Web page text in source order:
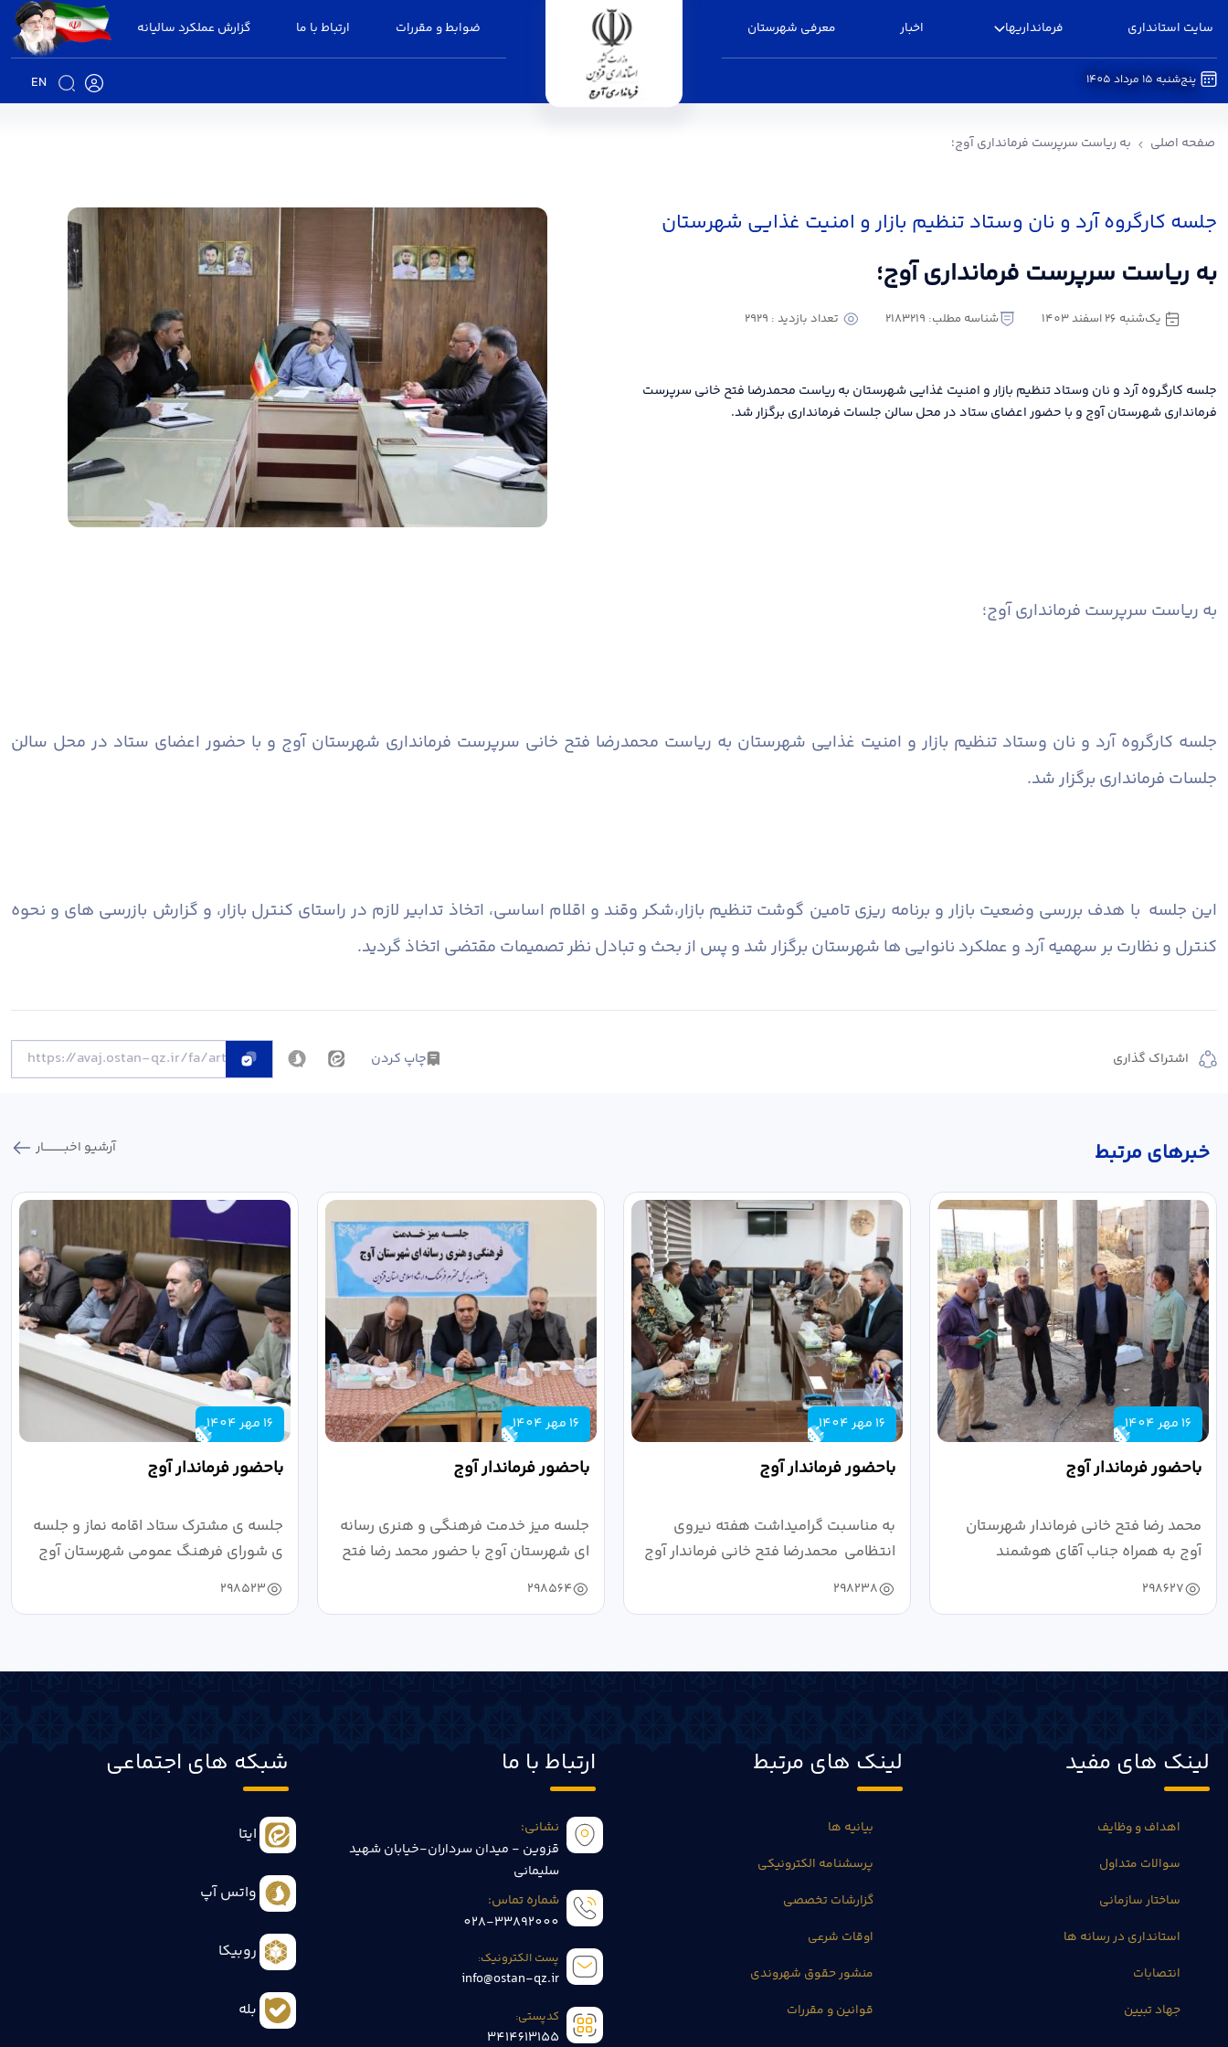
سایت استانداری فرمانداریها اخبار معرفی شهرستان ضوابط و مقررات ارتباط با ما گزارش عملکرد سالیانه
EN پنج‌شنبه 15 مرداد 1405
صفحه اصلی به ریاست سرپرست فرمانداری آوج؛
جلسه کارگروه آرد و نان وستاد تنظیم بازار و امنیت غذایی شهرستان
به ریاست سرپرست فرمانداری آوج؛
یک‌شنبه 26 اسفند 1403 شناسه مطلب: 2183219 تعداد بازدید : 2929
جلسه کارگروه آرد و نان وستاد تنظیم بازار و امنیت غذایی شهرستان به ریاست محمدرضا فتح خانی سرپرست
فرمانداری شهرستان آوج و با حضور اعضای ستاد در محل سالن جلسات فرمانداری برگزار شد.
به ریاست سرپرست فرمانداری آوج؛
جلسه کارگروه آرد و نان وستاد تنظیم بازار و امنیت غذایی شهرستان به ریاست محمدرضا فتح خانی سرپرست فرمانداری شهرستان آوج و با حضور اعضای ستاد در محل سالن
جلسات فرمانداری برگزار شد.
این جلسه با هدف بررسی وضعیت بازار و برنامه ریزی تامین گوشت تنظیم بازار،شکر وقند و اقلام اساسی، اتخاذ تدابیر لازم در راستای کنترل بازار، و گزارش بازرسی های و نحوه
کنترل و نظارت بر سهمیه آرد و عملکرد نانوایی ها شهرستان برگزار شد و پس از بحث و تبادل نظر تصمیمات مقتضی اتخاذ گردید.
اشتراک گذاری چاپ کردن
خبر‌های مرتبط آرشیو اخبـــــــــــار
16 مهر 1404
باحضور فرماندار آوج
محمد رضا فتح خانی فرماندار شهرستان
آوج به همراه جناب آقای هوشمند
مدیرکل فرهنگ...
298627
16 مهر 1404
باحضور فرماندار آوج
به مناسبت گرامیداشت هفته نیروی
انتظامی محمدرضا فتح خانی فرماندار آوج
به...
298238
16 مهر 1404
باحضور فرماندار آوج
جلسه میز خدمت فرهنگی و هنری رسانه
ای شهرستان آوج با حضور محمد رضا فتح
خانی...
298564
16 مهر 1404
باحضور فرماندار آوج
جلسه ی مشترک ستاد اقامه نماز و جلسه
ی شورای فرهنگ عمومی شهرستان آوج
به ریاست...
298523
لینک های مفید
اهداف و وظایف
سوالات متداول
ساختار سازمانی
استانداری در رسانه ها
انتصابات
جهاد تبیین
لینک های مرتبط
بیانیه ها
پرسشنامه الکترونیکی
گزارشات تخصصی
اوقات شرعی
منشور حقوق شهروندی
قوانین و مقررات
ارتباط با ما
نشانی:
قزوین - میدان سرداران-خیابان شهید
سلیمانی
شماره تماس:
028-33892000
پست الکترونیک:
info@ostan-qz.ir
کدپستی:
3414613155
شبکه های اجتماعی
ایتا
واتس آپ
روبیکا
بله